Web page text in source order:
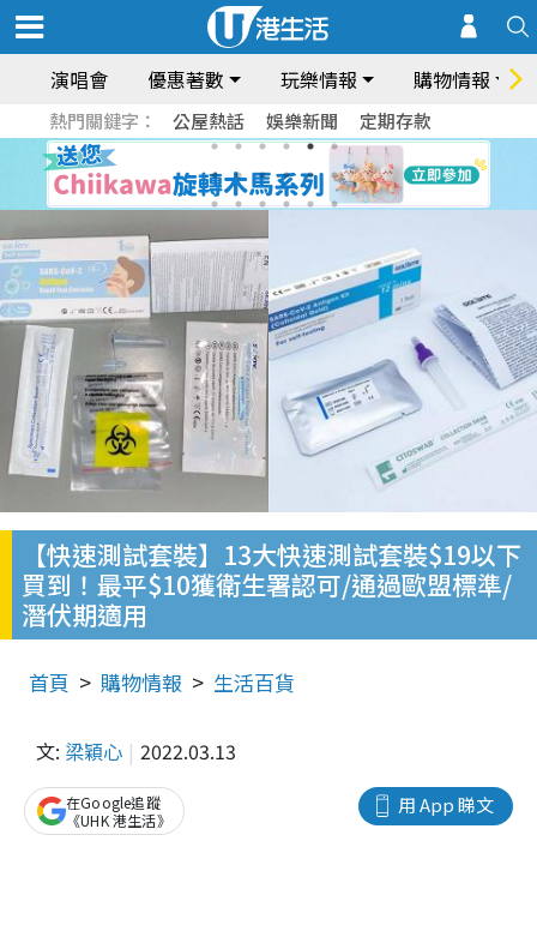
演唱會 優惠著數 玩樂情報 購物情報
熱門關鍵字： 公屋熱話 娛樂新聞 定期存款
【快速測試套裝】13大快速測試套裝$19以下
買到！最平$10獲衛生署認可/通過歐盟標準/
潛伏期適用
首頁 購物情報 生活百貨
文: 梁穎心 2022.03.13
用 App 睇文
在Google追蹤
《UHK 港生活》